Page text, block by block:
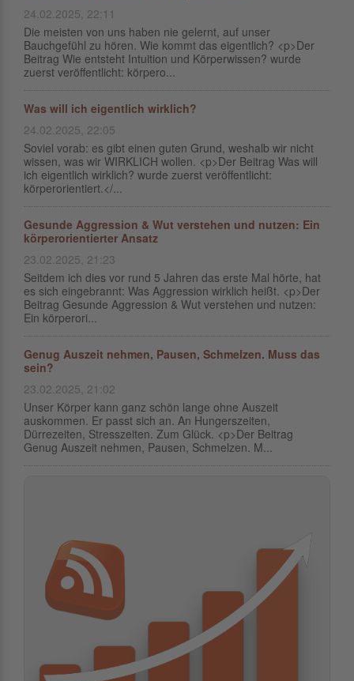
24.02.2025, 22:11
Die meisten von uns haben nie gelernt, auf unser
Bauchgefühl zu hören. Wie kommt das eigentlich? <p>Der
Beitrag Wie entsteht Intuition und Körperwissen? wurde
zuerst veröffentlicht: körpero...
Was will ich eigentlich wirklich?
24.02.2025, 22:05
Soviel vorab: es gibt einen guten Grund, weshalb wir nicht
wissen, was wir WIRKLICH wollen. <p>Der Beitrag Was will
ich eigentlich wirklich? wurde zuerst veröffentlicht:
körperorientiert.</...
Gesunde Aggression & Wut verstehen und nutzen: Ein
körperorientierter Ansatz
23.02.2025, 21:23
Seitdem ich dies vor rund 5 Jahren das erste Mal hörte, hat
es sich eingebrannt: Was Aggression wirklich heißt. <p>Der
Beitrag Gesunde Aggression & Wut verstehen und nutzen:
Ein körperori...
Genug Auszeit nehmen, Pausen, Schmelzen. Muss das
sein?
23.02.2025, 21:02
Unser Körper kann ganz schön lange ohne Auszeit
auskommen. Er passt sich an. An Hungerszeiten,
Dürrezeiten, Stresszeiten. Zum Glück. <p>Der Beitrag
Genug Auszeit nehmen, Pausen, Schmelzen. M...